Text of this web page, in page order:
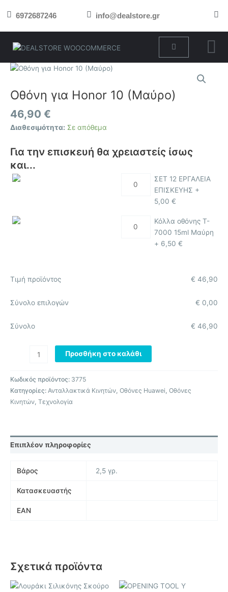
στο 6972687246 info@dealstore.gr
Cart
Οθόνη για Honor 10 (Μαύρο)
46,90 €
Διαθεσιμότητα: Σε απόθεμα
Για την επισκευή θα χρειαστείς ίσως
και...
ΣΕΤ 12 ΕΡΓΑΛΕΙΑ
ΕΠΙΣΚΕΥΗΣ +
5,00 €
Κόλλα οθόνης T-
7000 15ml Μαύρη
+ 6,50 €
Τιμή προϊόντος 46,90
€
Σύνολο επιλογών 0,00
€
Σύνολο 46,90
€
Οθόνη
Honor
10
(Μαύρο)
ποσότητα
Προσθήκη στο καλάθι
Κωδικός προϊόντος: 3775
Κατηγορίες: Ανταλλακτικά Κινητών, Οθόνες Huawei, Οθόνες
Κινητών, Τεχνολογία
Επιπλέον πληροφορίες
Βάρος 2,5 γρ.
Κατασκευαστής
EAN
Σχετικά προϊόντα